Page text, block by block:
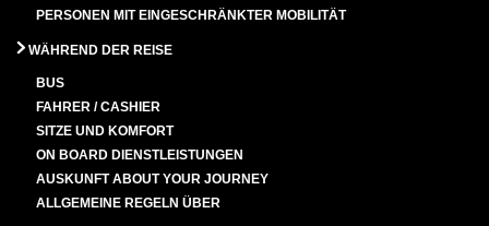
PERSONEN MIT EINGESCHRÄNKTER MOBILITÄT
WÄHREND DER REISE
BUS
FAHRER / CASHIER
SITZE UND KOMFORT
ON BOARD DIENSTLEISTUNGEN
AUSKUNFT ABOUT YOUR JOURNEY
ALLGEMEINE REGELN ÜBER